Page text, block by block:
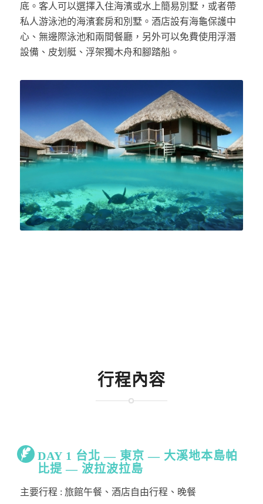
底。客人可以選擇入住海濱或水上簡易別墅，或者帶
私人游泳池的海濱套房和別墅。酒店設有海龜保護中
心、無邊際泳池和兩間餐廳，另外可以免費使用浮潛
設備、皮划艇、浮架獨木舟和腳踏船。
行程內容
DAY 1 台北 — 東京 — 大溪地本島帕
比提 — 波拉波拉島
主要行程 : 旅館午餐、酒店自由行程、晚餐